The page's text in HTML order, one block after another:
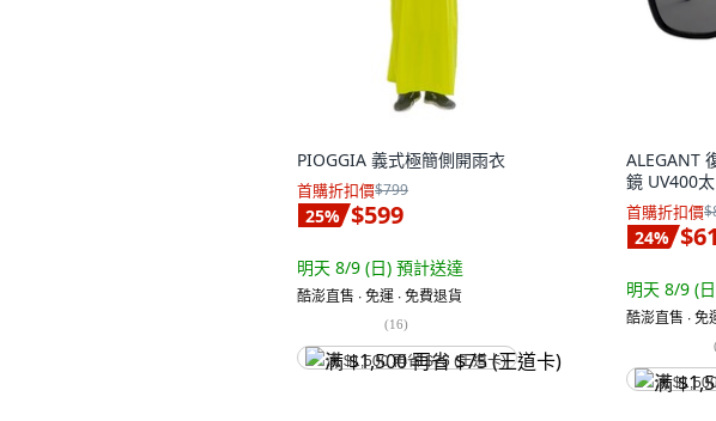
PIOGGIA 義式極簡側開雨衣
首購折扣價$799
25% $599
明天 8/9 (日) 預計送達
酷澎直售 ∙ 免運 ∙ 免費退貨
(16)
满 $1,500 再省 $75 (王道卡)
ALEGANT
鏡 UV400
首購折扣價
24%
明天 8/9 (
酷澎直售 ∙ 免
(
满